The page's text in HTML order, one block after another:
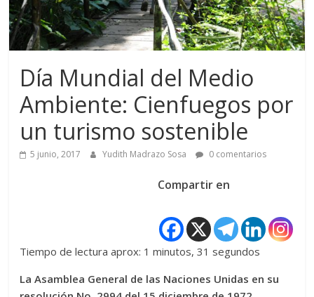
Día Mundial del Medio
Ambiente: Cienfuegos por
un turismo sostenible
5 junio, 2017 Yudith Madrazo Sosa 0 comentarios
Compartir en
Tiempo de lectura aprox: 1 minutos, 31 segundos
La Asamblea General de las Naciones Unidas en su